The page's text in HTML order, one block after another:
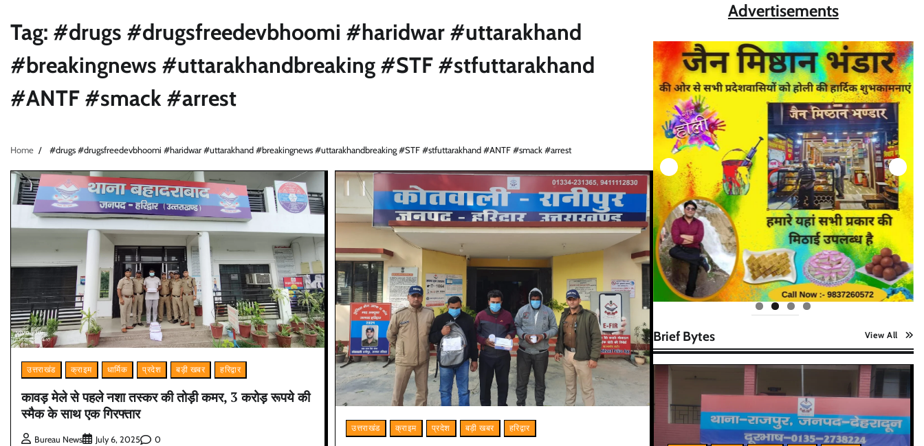
Tag: #drugs #drugsfreedevbhoomi #haridwar #uttarakhand
#breakingnews #uttarakhandbreaking #STF #stfuttarakhand
#ANTF #smack #arrest
Home #drugs #drugsfreedevbhoomi #haridwar #uttarakhand #breakingnews #uttarakhandbreaking #STF #stfuttarakhand #ANTF #smack #arrest
उत्तराखंड क्राइम धार्मिक प्रदेश बड़ी खबर हरिद्वार
कावड़ मेले से पहले नशा तस्कर की तोड़ी कमर, 3 करोड़ रूपये की
स्मैक के साथ एक गिरफ्तार
Bureau News July 6, 2025 0
उत्तराखंड क्राइम प्रदेश बड़ी खबर हरिद्वार
Advertisements
Brief Bytes View All